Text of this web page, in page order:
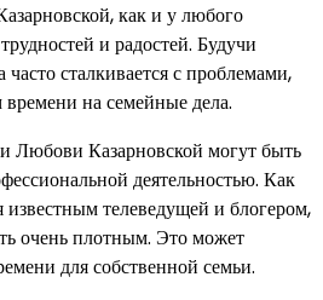
как и у любого
и радостей. Будучи
сталкивается с проблемами,
на семейные дела.
Любови Казарновской могут быть
деятельностью. Как
известным телеведущей и блогером,
очень плотным. Это может
для собственной семьи.